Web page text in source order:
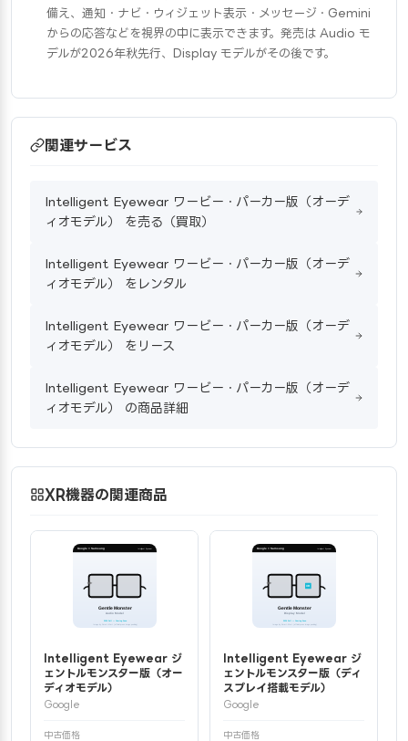
備え、通知・ナビ・ウィジェット表示・メッセージ・Gemini
からの応答などを視界の中に表示できます。発売は Audio モ
デルが2026年秋先行、Display モデルがその後です。
関連サービス
Intelligent Eyewear ワービー・パーカー版（オーデ
ィオモデル） を売る（買取）
Intelligent Eyewear ワービー・パーカー版（オーデ
ィオモデル） をレンタル
Intelligent Eyewear ワービー・パーカー版（オーデ
ィオモデル） をリース
Intelligent Eyewear ワービー・パーカー版（オーデ
ィオモデル） の商品詳細
XR機器の関連商品
Intelligent Eyewear ジ
ェントルモンスター版（オー
ディオモデル）
Google
中古価格
Intelligent Eyewear ジ
ェントルモンスター版（ディ
スプレイ搭載モデル）
Google
中古価格